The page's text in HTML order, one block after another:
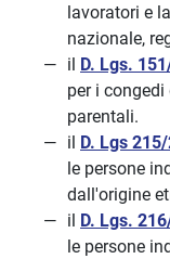
lavoratori e
nazionale,
il
D. Lgs.
per i
parentali.
il
D. Lgs
le persone
dall'origine
il
D. Lgs.
le persone